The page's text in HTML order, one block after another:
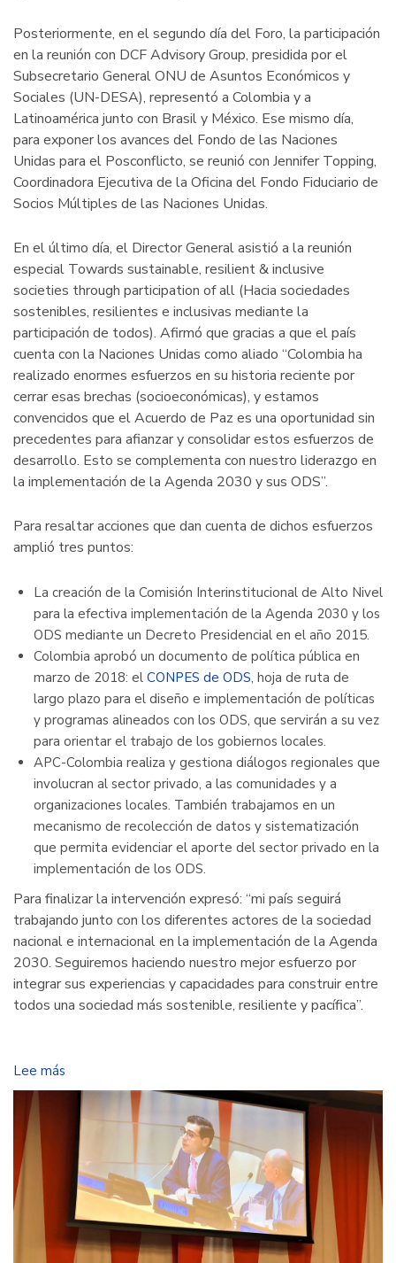
Posteriormente, en el segundo día del Foro, la participación
en la reunión con DCF Advisory Group, presidida por el
Subsecretario General ONU de Asuntos Económicos y
Sociales (UN-DESA), representó a Colombia y a
Latinoamérica junto con Brasil y México. Ese mismo día,
para exponer los avances del Fondo de las Naciones
Unidas para el Posconflicto, se reunió con Jennifer Topping,
Coordinadora Ejecutiva de la Oficina del Fondo Fiduciario de
Socios Múltiples de las Naciones Unidas.
En el último día, el Director General asistió a la reunión
especial Towards sustainable, resilient & inclusive
societies through participation of all (Hacia sociedades
sostenibles, resilientes e inclusivas mediante la
participación de todos). Afirmó que gracias a que el país
cuenta con la Naciones Unidas como aliado “Colombia ha
realizado enormes esfuerzos en su historia reciente por
cerrar esas brechas (socioeconómicas), y estamos
convencidos que el Acuerdo de Paz es una oportunidad sin
precedentes para afianzar y consolidar estos esfuerzos de
desarrollo. Esto se complementa con nuestro liderazgo en
la implementación de la Agenda 2030 y sus ODS”.
Para resaltar acciones que dan cuenta de dichos esfuerzos
amplió tres puntos:
La creación de la Comisión Interinstitucional de Alto Nivel
para la efectiva implementación de la Agenda 2030 y los
ODS mediante un Decreto Presidencial en el año 2015.
Colombia aprobó un documento de política pública en
marzo de 2018: el CONPES de ODS, hoja de ruta de
largo plazo para el diseño e implementación de políticas
y programas alineados con los ODS, que servirán a su vez
para orientar el trabajo de los gobiernos locales.
APC-Colombia realiza y gestiona diálogos regionales que
involucran al sector privado, a las comunidades y a
organizaciones locales. También trabajamos en un
mecanismo de recolección de datos y sistematización
que permita evidenciar el aporte del sector privado en la
implementación de los ODS.
Para finalizar la intervención expresó: “mi país seguirá
trabajando junto con los diferentes actores de la sociedad
nacional e internacional en la implementación de la Agenda
2030. Seguiremos haciendo nuestro mejor esfuerzo por
integrar sus experiencias y capacidades para construir entre
todos una sociedad más sostenible, resiliente y pacífica”.
Lee más
Colombia
comparte
experiencias
buenas
prácticas
de
cooperación